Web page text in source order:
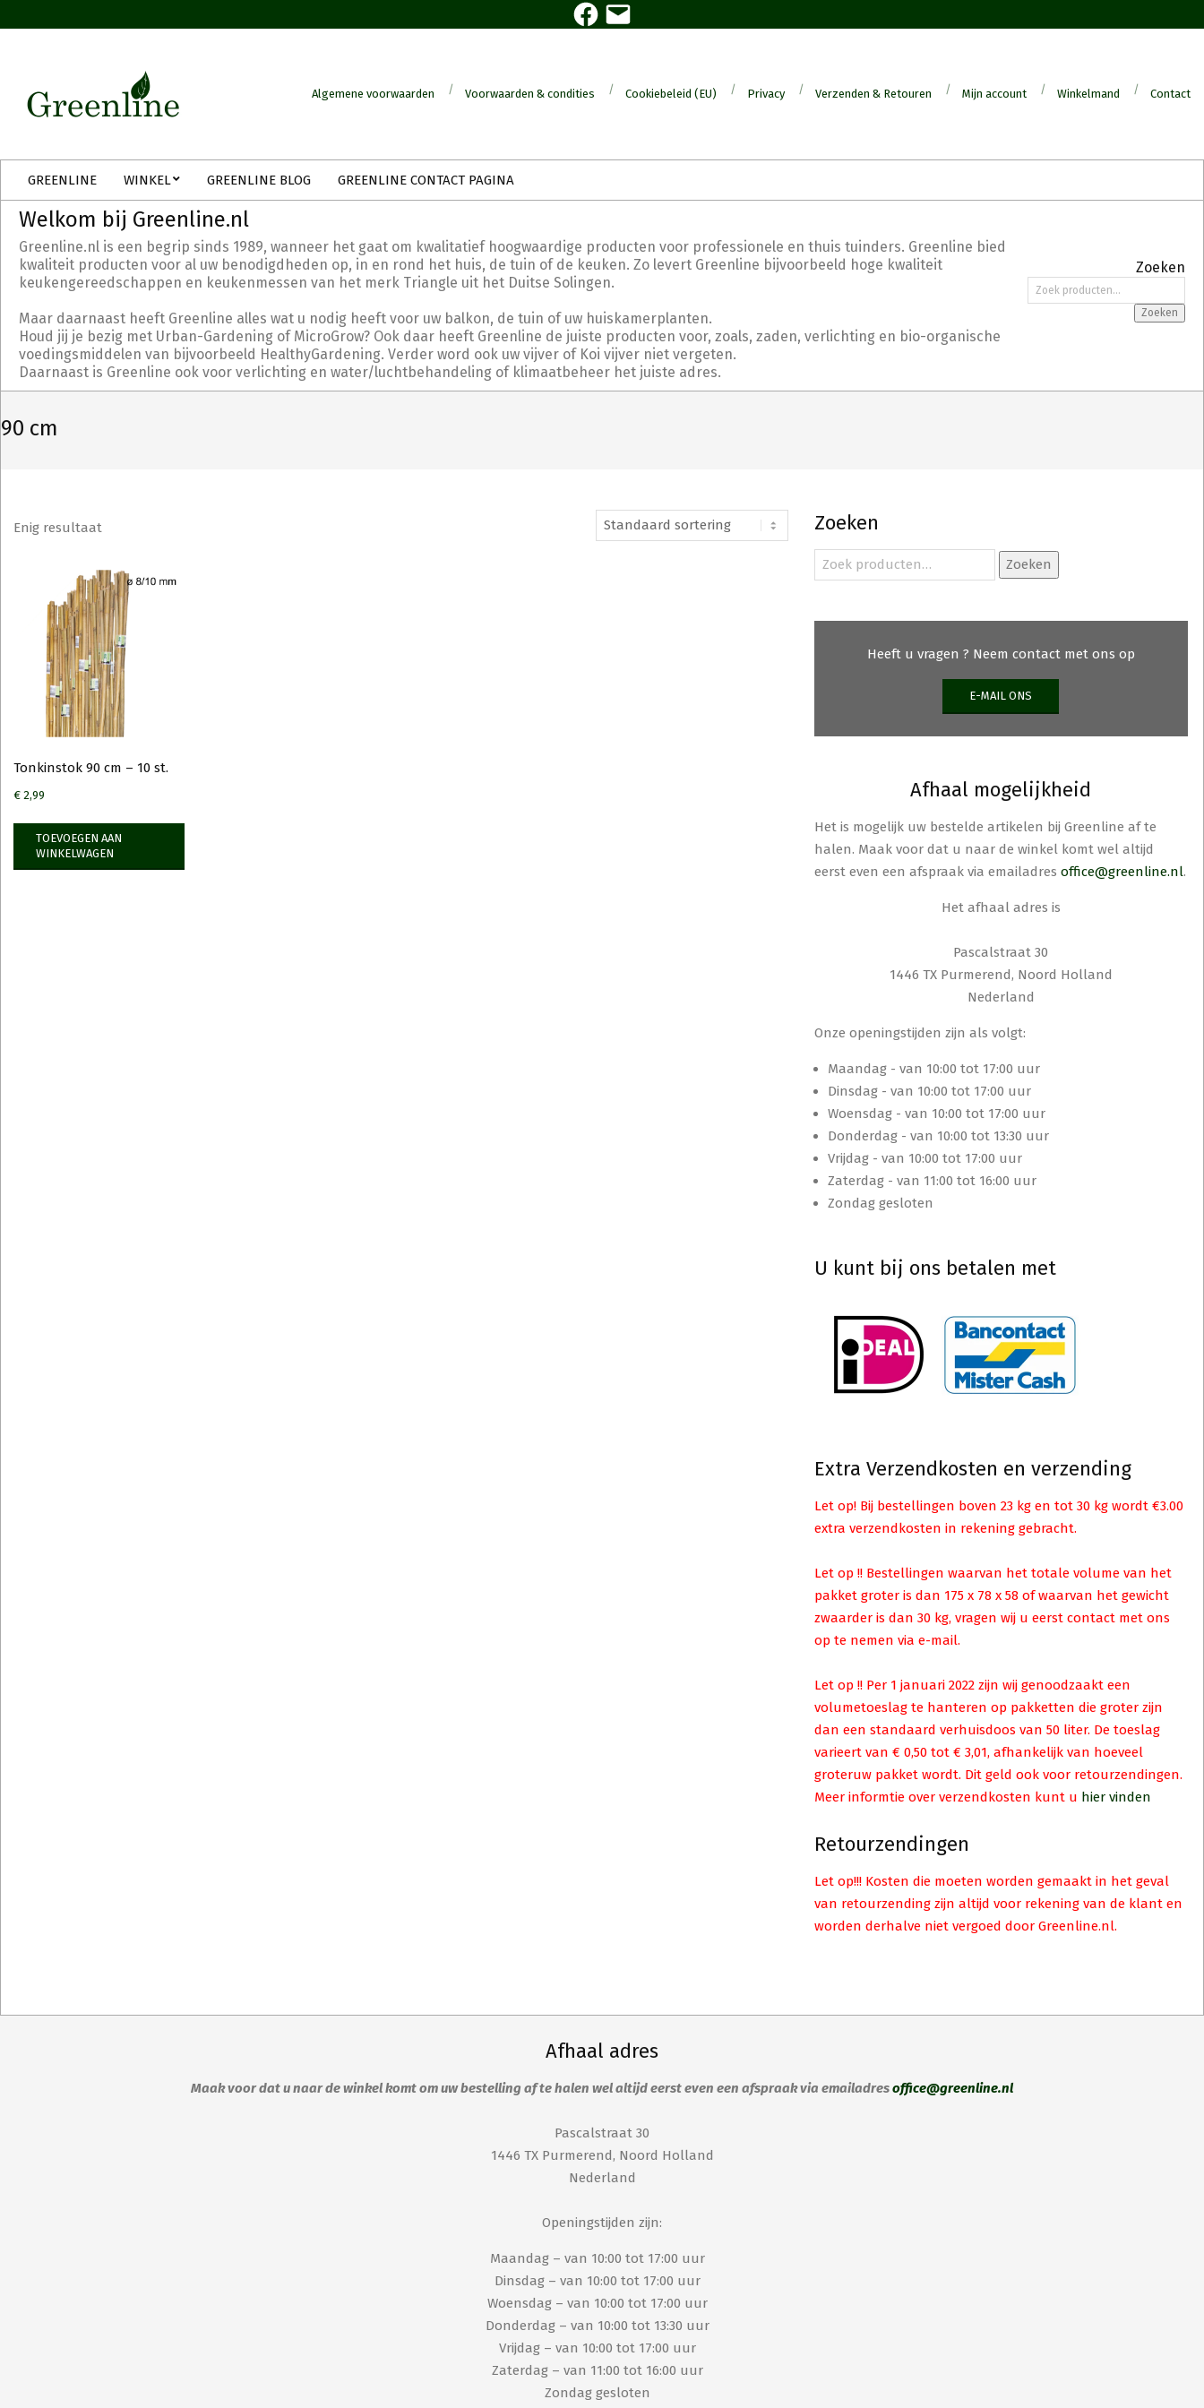
to
Facebook
E-
mail
Algemene voorwaarden Voorwaarden & condities Cookiebeleid (EU) Privacy Verzenden & Retouren Mijn account Winkelmand Contact
Menu
GREENLINE WINKEL GREENLINE BLOG GREENLINE CONTACT PAGINA
Welkom bij Greenline.nl
Greenline.nl is een begrip sinds 1989, wanneer het gaat om kwalitatief hoogwaardige producten voor professionele en thuis tuinders. Greenline bied
kwaliteit producten voor al uw benodigdheden op, in en rond het huis, de tuin of de keuken. Zo levert Greenline bijvoorbeeld hoge kwaliteit
keukengereedschappen en keukenmessen van het merk Triangle uit het Duitse Solingen.
Maar daarnaast heeft Greenline alles wat u nodig heeft voor uw balkon, de tuin of uw huiskamerplanten.
Houd jij je bezig met Urban-Gardening of MicroGrow? Ook daar heeft Greenline de juiste producten voor, zoals, zaden, verlichting en bio-organische
voedingsmiddelen van bijvoorbeeld HealthyGardening. Verder word ook uw vijver of Koi vijver niet vergeten.
Daarnaast is Greenline ook voor verlichting en water/luchtbehandeling of klimaatbeheer het juiste adres.
Zoeken
Zoeken
naar:
Zoeken
90 cm
Enig resultaat
Tonkinstok 90 cm – 10 st.
€ 2,99
TOEVOEGEN AAN
WINKELWAGEN
Zoeken
Zoeken
naar:
Zoeken
Heeft u vragen ? Neem contact met ons op
E-MAIL ONS
Afhaal mogelijkheid
Het is mogelijk uw bestelde artikelen bij Greenline af te
halen. Maak voor dat u naar de winkel komt wel altijd
eerst even een afspraak via emailadres office@greenline.nl.
Het afhaal adres is
Pascalstraat 30
1446 TX Purmerend, Noord Holland
Nederland
Onze openingstijden zijn als volgt:
Maandag - van 10:00 tot 17:00 uur
Dinsdag - van 10:00 tot 17:00 uur
Woensdag - van 10:00 tot 17:00 uur
Donderdag - van 10:00 tot 13:30 uur
Vrijdag - van 10:00 tot 17:00 uur
Zaterdag - van 11:00 tot 16:00 uur
Zondag gesloten
U kunt bij ons betalen met
Extra Verzendkosten en verzending
Let op! Bij bestellingen boven 23 kg en tot 30 kg wordt €3.00
extra verzendkosten in rekening gebracht.
Let op !! Bestellingen waarvan het totale volume van het
pakket groter is dan 175 x 78 x 58 of waarvan het gewicht
zwaarder is dan 30 kg, vragen wij u eerst contact met ons
op te nemen via e-mail.
Let op !! Per 1 januari 2022 zijn wij genoodzaakt een
volumetoeslag te hanteren op pakketten die groter zijn
dan een standaard verhuisdoos van 50 liter. De toeslag
varieert van € 0,50 tot € 3,01, afhankelijk van hoeveel
groteruw pakket wordt. Dit geld ook voor retourzendingen.
Meer informtie over verzendkosten kunt u hier vinden
Retourzendingen
Let op!!! Kosten die moeten worden gemaakt in het geval
van retourzending zijn altijd voor rekening van de klant en
worden derhalve niet vergoed door Greenline.nl.
Afhaal adres
Maak voor dat u naar de winkel komt om uw bestelling af te halen wel altijd eerst even een afspraak via emailadresoffice@greenline.nl
Pascalstraat 30
1446 TX Purmerend, Noord Holland
Nederland
Openingstijden zijn:
Maandag – van 10:00 tot 17:00 uur
Dinsdag – van 10:00 tot 17:00 uur
Woensdag – van 10:00 tot 17:00 uur
Donderdag – van 10:00 tot 13:30 uur
Vrijdag – van 10:00 tot 17:00 uur
Zaterdag – van 11:00 tot 16:00 uur
Zondag gesloten